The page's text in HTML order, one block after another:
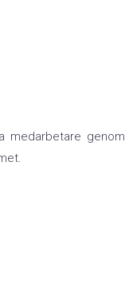
medarbetare genom